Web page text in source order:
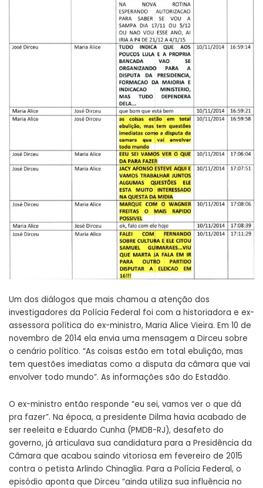
Um dos diálogos que mais chamou a atenção dos
investigadores da Polícia Federal foi com a historiadora e ex-
assessora política do ex-ministro, Maria Alice Vieira. Em 10 de
novembro de 2014 ela envia uma mensagem a Dirceu sobre
o cenário político. “As coisas estão em total ebulição, mas
tem questões imediatas como a disputa da câmara que vai
envolver todo mundo”. As informações são do Estadão.
O ex-ministro então responde “eu sei, vamos ver o que dá
pra fazer”. Na época, a presidente Dilma havia acabado de
ser reeleita e Eduardo Cunha (PMDB-RJ), desafeto do
governo, já articulava sua candidatura para a Presidência da
Câmara que acabou saindo vitoriosa em fevereiro de 2015
contra o petista Arlindo Chinaglia. Para a Polícia Federal, o
episódio aponta que Dirceu “ainda utiliza sua influência no